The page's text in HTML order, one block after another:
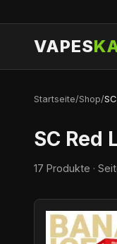
VAPES
Startseite/Shop/
SC Red
17 Produkte ·